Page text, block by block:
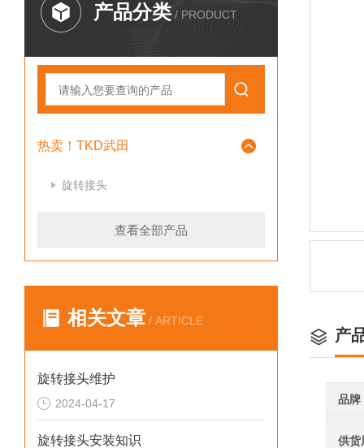
产品分类 / PRODUCT
热卖！TKD武田
旋转接头
查看全部产品
相关文章 / ARTICLE
旋转接头维护
2024-04-17
旋转接头安装知识
产
品牌
供货